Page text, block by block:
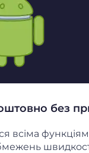
без
всіма